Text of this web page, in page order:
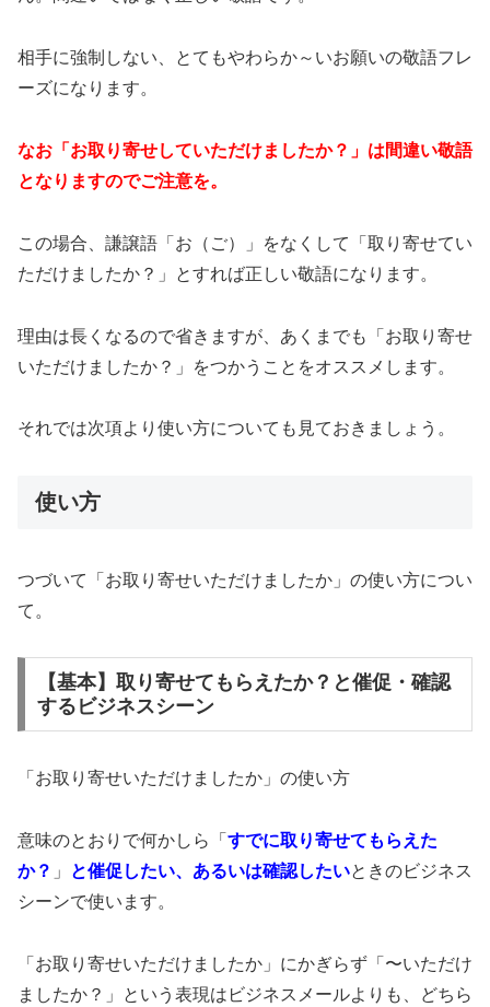
相手に強制しない、とてもやわらか～いお願いの敬語フレ
ーズになります。
なお「お取り寄せしていただけましたか？」は間違い敬語
となりますのでご注意を。
この場合、謙譲語「お（ご）」をなくして「取り寄せてい
ただけましたか？」とすれば正しい敬語になります。
理由は長くなるので省きますが、あくまでも「お取り寄せ
いただけましたか？」をつかうことをオススメします。
それでは次項より使い方についても見ておきましょう。
使い方
つづいて「お取り寄せいただけましたか」の使い方につい
て。
【基本】取り寄せてもらえたか？と催促・確認
するビジネスシーン
「お取り寄せいただけましたか」の使い方
意味のとおりで何かしら「 すでに取り寄せてもらえた
か？ 」 と催促したい、あるいは確認したいときのビジネス
シーンで使います。
「お取り寄せいただけましたか」にかぎらず「〜いただけ
ましたか？」という表現はビジネスメールよりも、どちら